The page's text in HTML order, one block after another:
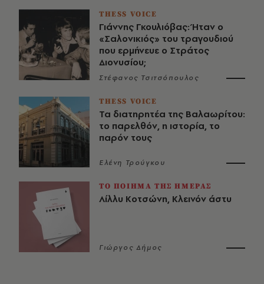
THESS VOICE
Γιάννης Γκουλιόβας: Ήταν ο
«Σαλονικιός» του τραγουδιού
που ερμήνευε ο Στράτος
Διονυσίου;
Στέφανος Τσιτσόπουλος
THESS VOICE
Τα διατηρητέα της Βαλαωρίτου:
το παρελθόν, η ιστορία, το
παρόν τους
Ελένη Τρούγκου
ΤΟ ΠΟΙΗΜΑ ΤΗΣ ΗΜΕΡΑΣ
Λίλλυ Κοτσώνη, Κλεινόν άστυ
Γιώργος Δήμος